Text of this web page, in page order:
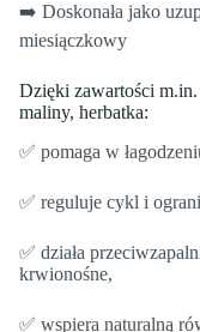
➡️ Doskonała jako
miesiączkowy
Dzięki zawartości
maliny, herbatka:
✅ pomaga w
✅ reguluje cykl i
✅ działa
krwionośne,
✅ wspiera naturalną